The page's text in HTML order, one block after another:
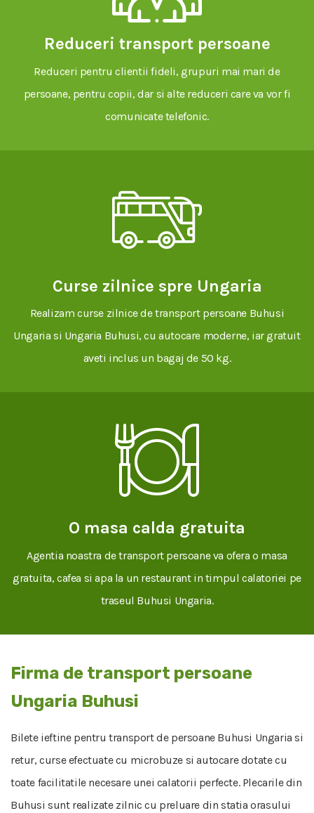
Reduceri transport persoane
Reduceri pentru clientii fideli, grupuri mai mari de
persoane, pentru copii, dar si alte reduceri care va vor fi
comunicate telefonic.
Curse zilnice spre Ungaria
Realizam curse zilnice de transport persoane Buhusi
Ungaria si Ungaria Buhusi, cu autocare moderne, iar gratuit
aveti inclus un bagaj de 50 kg.
O masa calda gratuita
Agentia noastra de transport persoane va ofera o masa
gratuita, cafea si apa la un restaurant in timpul calatoriei pe
traseul Buhusi Ungaria.
Firma de transport persoane
Ungaria Buhusi
Bilete ieftine pentru transport de persoane Buhusi Ungaria si
retur, curse efectuate cu microbuze si autocare dotate cu
toate facilitatile necesare unei calatorii perfecte. Plecarile din
Buhusi sunt realizate zilnic cu preluare din statia orasului